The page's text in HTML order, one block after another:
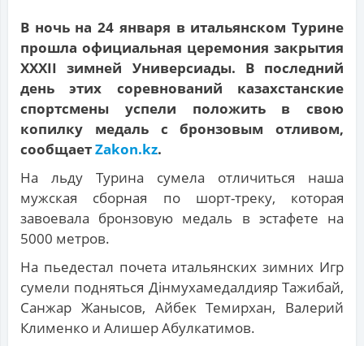
В ночь на 24 января в итальянском Турине
прошла официальная церемония закрытия
ХХХII зимней Универсиады. В последний
день этих соревнований казахстанские
спортсмены успели положить в свою
копилку медаль с бронзовым отливом,
сообщаетZakon.kz.
На льду Турина сумела отличиться наша
мужская сборная по шорт-треку, которая
завоевала бронзовую медаль в эстафете на
5000 метров.
На пьедестал почета итальянских зимних Игр
сумели подняться Дінмухамедалдияр Тажибай,
Санжар Жанысов, Айбек Темирхан, Валерий
Клименко и Алишер Абулкатимов.